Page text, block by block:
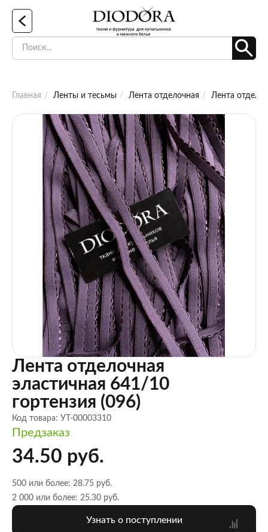
Главная Ленты и тесьмы Лента отделочная Лента
Лента отделочная
эластичная 641/10
гортензия (096)
Код товара: УТ-00003310
Предзаказ
34.50 руб.
500 или более: 28.75 руб.
2 000 или более: 25.30 руб.
Узнать о поступлении